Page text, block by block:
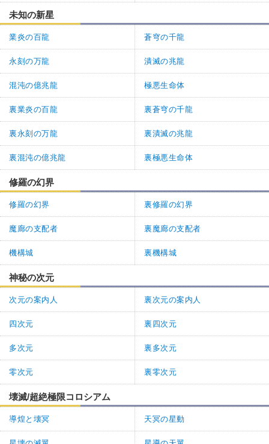
未知の新星
業炎の百龍 蒼穹の千龍
永刻の万龍 潰滅の兆龍
混沌の億兆龍 極悪生命体
裏業炎の百龍 裏蒼穹の千龍
裏永刻の万龍 裏潰滅の兆龍
裏混沌の億兆龍 裏極悪生命体
修羅の幻界
修羅の幻界 裏修羅の幻界
魔廊の支配者 裏魔廊の支配者
機構城 裏機構城
神秘の次元
次元の案内人 裏次元の案内人
四次元 裏四次元
多次元 裏多次元
零次元 裏零次元
壊滅/超絶極限コロシアム
導煌と壊冥 天冥の星動